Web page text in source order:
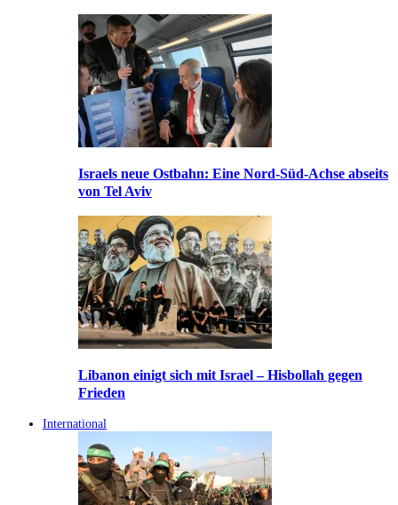
Israels neue Ostbahn: Eine Nord-Süd-Achse abseits
von Tel Aviv
Libanon einigt sich mit Israel – Hisbollah gegen
Frieden
International